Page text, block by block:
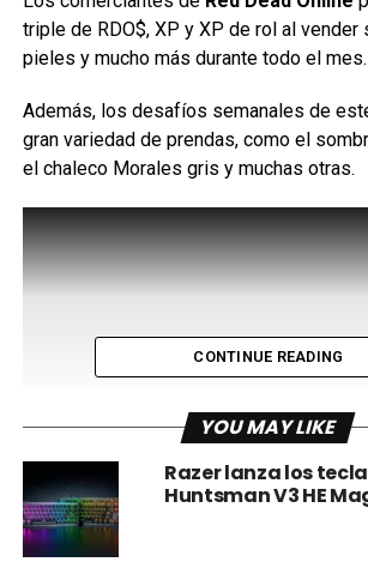
triple de RDO$, XP y XP de rol al
pieles y mucho más durante todo el mes.
Además, los desafíos semanales de
gran variedad de prendas, como el
el chaleco Morales gris y muchas otras.
Los detalles completos de la
incluyen:
CONTINUE READING
YOU MAY LIKE
Razer lanza los
Huntsman V3 HE